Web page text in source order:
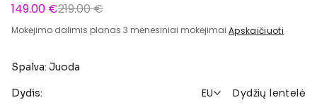
149.00 €219.00 €
Mokėjimo dalimis planas 3 mėnesiniai mokėjimai Apskaičiuoti
Spalva: Juoda
Dydis: EU Dydžių lentelė